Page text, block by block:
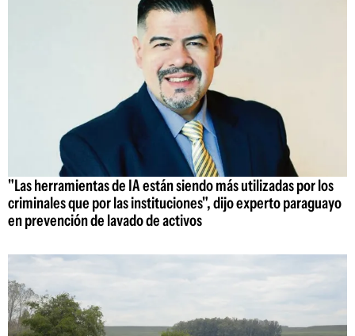
"Las herramientas de IA están siendo más utilizadas por los
criminales que por las instituciones", dijo experto paraguayo
en prevención de lavado de activos